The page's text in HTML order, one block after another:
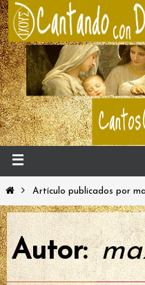
Artículo publicados por
Autor: